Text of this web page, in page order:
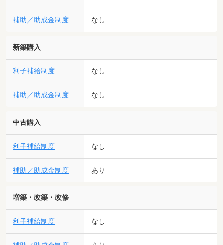
補助／助成金制度 なし
新築購入
利子補給制度 なし
補助／助成金制度 なし
中古購入
利子補給制度 なし
補助／助成金制度 あり
増築・改築・改修
利子補給制度 なし